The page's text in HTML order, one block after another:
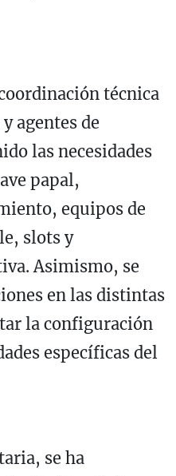
técnica
agentes de
las necesidades
papal,
equipos de
slots y
Asimismo, se
en las distintas
la configuración
específicas del
se ha